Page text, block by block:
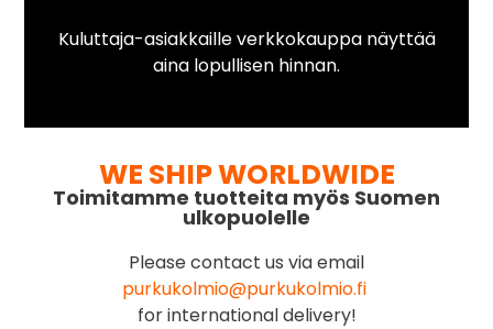
Kuluttaja-asiakkaille verkkokauppa näyttää
aina lopullisen hinnan.
WE SHIP WORLDWIDE
Toimitamme tuotteita myös Suomen
ulkopuolelle
Please contact us via email
purkukolmio@purkukolmio.fi
for international delivery!